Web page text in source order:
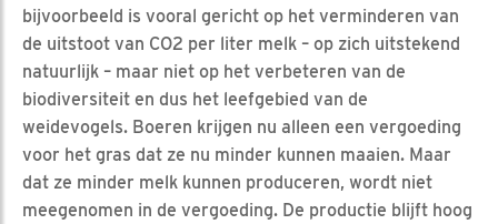
bijvoorbeeld is vooral gericht op het verminderen van
de uitstoot van CO2 per liter melk – op zich uitstekend
natuurlijk – maar niet op het verbeteren van de
biodiversiteit en dus het leefgebied van de
weidevogels. Boeren krijgen nu alleen een vergoeding
voor het gras dat ze nu minder kunnen maaien. Maar
dat ze minder melk kunnen produceren, wordt niet
meegenomen in de vergoeding. De productie blijft hoog